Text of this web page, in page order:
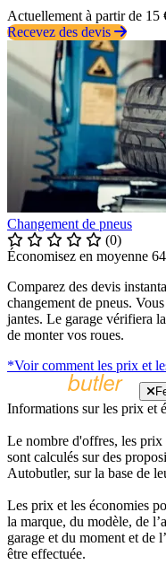
Actuellement à partir de 15
Recevez des devis
Changement de pneus
(0)
Économisez en moyenne
Comparez des devis
changement de pneus.
jantes. Le garage vérifiera
de monter vos roues.
*Voir comment les prix et
Informations sur les prix et
Le nombre d'offres, les prix
sont calculés sur des
Autobutler, sur la base de
Les prix et les économies
la marque, du modèle, de
garage et du moment et de
être effectuée.